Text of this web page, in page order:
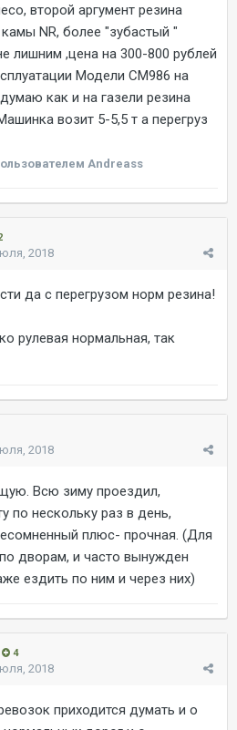
второй аргумент резина
NR, более "зубастый "
лишним ,цена на 300-800 рублей
Модели CM986 на
как и на газели резина
возит 5-5,5 т а перегруз
Andreass
2018
да с перегрузом норм резина!
рулевая нормальная, так
2018
Всю зиму проездил,
по нескольку раз в день,
плюс- прочная. (Для
дворам, и часто вынужден
ездить по ним и через них)
4
2018
приходится думать и о